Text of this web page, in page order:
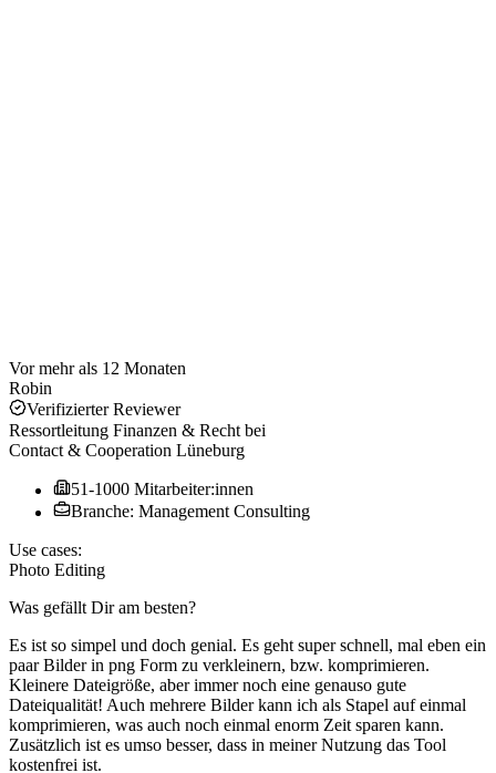
Vor mehr als 12 Monaten
Robin
Verifizierter Reviewer
Ressortleitung Finanzen & Recht bei
Contact & Cooperation Lüneburg
51-1000 Mitarbeiter:innen
Branche: Management Consulting
Use cases:
Photo Editing
Was gefällt Dir am besten?
Es ist so simpel und doch genial. Es geht super schnell, mal eben ein
paar Bilder in png Form zu verkleinern, bzw. komprimieren.
Kleinere Dateigröße, aber immer noch eine genauso gute
Dateiqualität! Auch mehrere Bilder kann ich als Stapel auf einmal
komprimieren, was auch noch einmal enorm Zeit sparen kann.
Zusätzlich ist es umso besser, dass in meiner Nutzung das Tool
kostenfrei ist.